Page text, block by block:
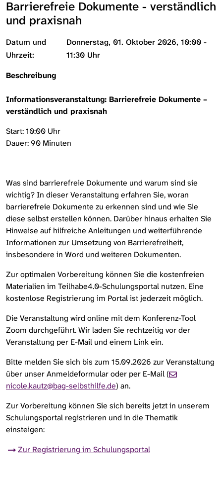
Barrierefreie Dokumente - verständlich
und praxisnah
Datum und
Uhrzeit:
Donnerstag, 01. Oktober 2026, 10:00 -
11:30 Uhr
Beschreibung
Informationsveranstaltung: Barrierefreie Dokumente –
verständlich und praxisnah
Start: 10:00 Uhr
Dauer: 90 Minuten
Was sind barrierefreie Dokumente und warum sind sie
wichtig? In dieser Veranstaltung erfahren Sie, woran
barrierefreie Dokumente zu erkennen sind und wie Sie
diese selbst erstellen können. Darüber hinaus erhalten Sie
Hinweise auf hilfreiche Anleitungen und weiterführende
Informationen zur Umsetzung von Barrierefreiheit,
insbesondere in Word und weiteren Dokumenten.
Zur optimalen Vorbereitung können Sie die kostenfreien
Materialien im Teilhabe4.0-Schulungsportal nutzen. Eine
kostenlose Registrierung im Portal ist jederzeit möglich.
Die Veranstaltung wird online mit dem Konferenz-Tool
Zoom durchgeführt. Wir laden Sie rechtzeitig vor der
Veranstaltung per E-Mail und einem Link ein.
Bitte melden Sie sich bis zum 15.09.2026 zur Veranstaltung
über unser Anmeldeformular oder per E-Mail (
nicole.kautz@bag-selbsthilfe.de) an.
Zur Vorbereitung können Sie sich bereits jetzt in unserem
Schulungsportal registrieren und in die Thematik
einsteigen:
Zur Registrierung im Schulungsportal